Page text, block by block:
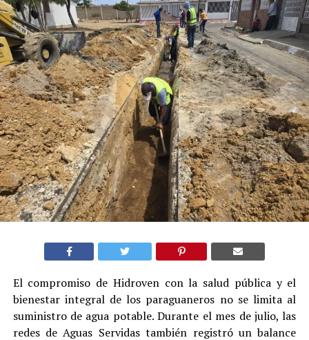
El compromiso de Hidroven con la salud pública y el
bienestar integral de los paraguaneros no se limita al
suministro de agua potable. Durante el mes de julio, las
redes de Aguas Servidas también registró un balance